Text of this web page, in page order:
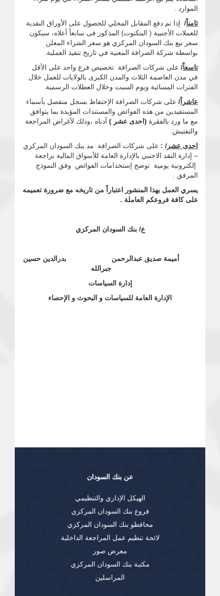
الموارد .
ثامناً/ إذا تم دفع المقابل المحلي للحصول على الأوراق النقدية
للعملات الأجنبية ( البنكنوت) المذكور فى سابعاً أعلاه، سيكون
سعر بيع بنك السودان المركزي هو سعر الشراء المعلن
بواسطة شركة الصرافة المعنية في تاريخ تنفيذ العملية.
تاسعاً/ على شركات الصرافة تخصيص فرع واحد على الأقل
في مدن العاصمة الثلاث والمدن الكبرى بالولايات للعمل خلال
الفترات المسائية ويوم السبت وخلال العطلات الرسمية.
عاشراً / على شركات الصرافة الإحتفاظ بسجل منفصل بأسماء
المستفيدين من هذه الفوائض والمستندات المؤيدة بما يتوافق
مع ما ورد بالفقرة (احدى عشر ) أدناه ،وذلك لأغراض المراجعة
والتفتيش.
احدى عشر / : على شركات الصرافة مد بنك السودان المركزي
– إدارة النقد الاجنبي بالإدارة العامة للأسواق المالية براجعة
إلكترونية يومية توضح إستخدامات الفوائض وفق النموذج
المرفق .
يسري العمل بهذا المنشور اعتباراً من تاريخه مع ضرورة تعميمه
على كافة فروعكم العاملة .
ع/ بنك السودان المركزي
أميمة صديق عبدالرحمن بدرالدين حسين
جبرالله
إدارة السياسات
الإدارة العامة للسياسات و البحوث و الإحصاء
عن بنك السودان
الهيكل الإداري والتنظيمي
فروع بنك السودان المركزي
محافظو بنك السودان المركزي
لائحة تنظيم عمل المراجعة الداخلية
معرض صور
مكتبة بنك السودان المركزي
المراسلين